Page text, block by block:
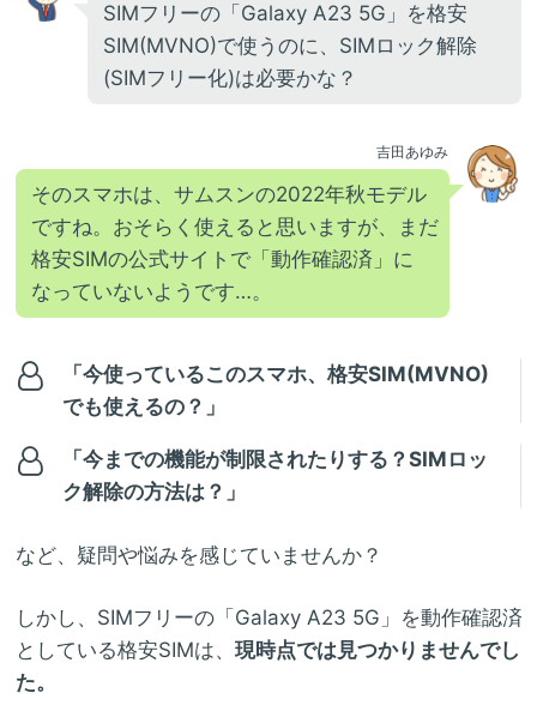
SIMフリーの「Galaxy A23 5G」を格安
SIM(MVNO)で使うのに、SIMロック解除
(SIMフリー化)は必要かな？
吉田あゆみ
そのスマホは、サムスンの2022年秋モデル
ですね。おそらく使えると思いますが、まだ
格安SIMの公式サイトで「動作確認済」に
なっていないようです…。
「今使っているこのスマホ、格安SIM(MVNO)
でも使えるの？」
「今までの機能が制限されたりする？SIMロッ
ク解除の方法は？」
など、疑問や悩みを感じていませんか？
しかし、SIMフリーの「Galaxy A23 5G」を動作確認済
としている格安SIMは、 現時点では見つかりませんでし
た。